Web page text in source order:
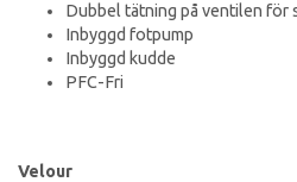
Dubbel tätning på ventilen för
Inbyggd fotpump
Inbyggd kudde
PFC-Fri
Velour